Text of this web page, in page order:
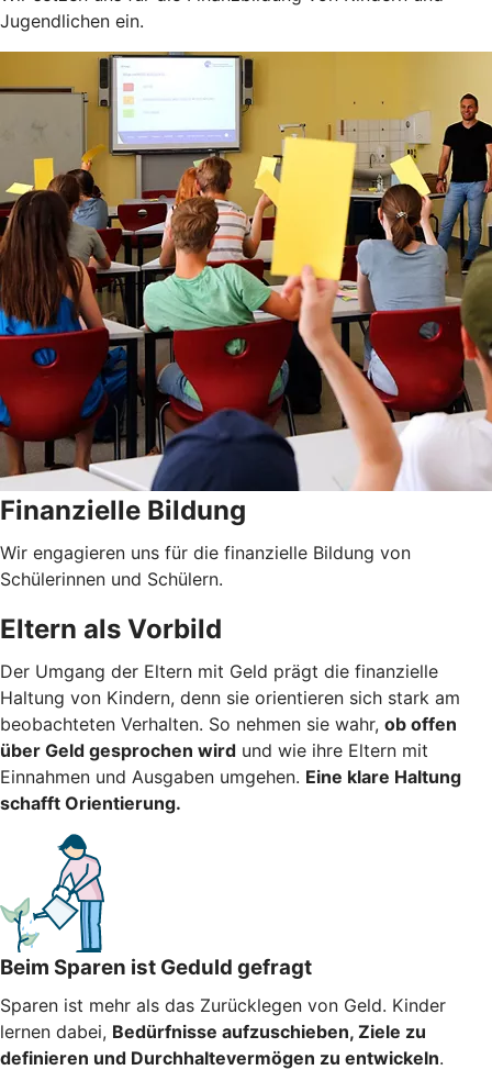
Jugendlichen ein.
Finanzielle Bildung
Wir engagieren uns für die finanzielle Bildung von
Schülerinnen und Schülern.
Eltern als Vorbild
Der Umgang der Eltern mit Geld prägt die finanzielle
Haltung von Kindern, denn sie orientieren sich stark am
beobachteten Verhalten. So nehmen sie wahr, ob offen
über Geld gesprochen wird und wie ihre Eltern mit
Einnahmen und Ausgaben umgehen. Eine klare Haltung
schafft Orientierung.
Beim Sparen ist Geduld gefragt
Sparen ist mehr als das Zurücklegen von Geld. Kinder
lernen dabei, Bedürfnisse aufzuschieben, Ziele zu
definieren und Durchhaltevermögen zu entwickeln.